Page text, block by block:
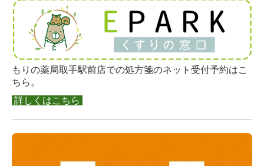
もりの薬局取手駅前店での処方箋のネット受付予約はこ
ちら。
詳しくはこちら